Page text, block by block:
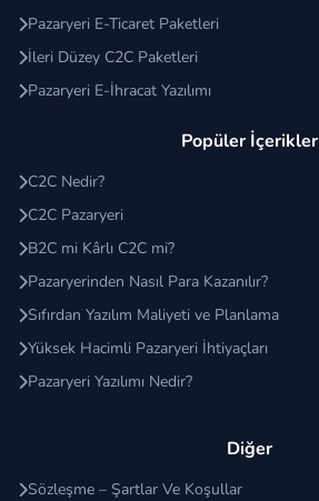
Pazaryeri E-Ticaret Paketleri
İleri Düzey C2C Paketleri
Pazaryeri E-İhracat Yazılımı
Popüler İçerikler
C2C Nedir?
C2C Pazaryeri
B2C mi Kârlı C2C mi?
Pazaryerinden Nasıl Para Kazanılır?
Sıfırdan Yazılım Maliyeti ve Planlama
Yüksek Hacimli Pazaryeri İhtiyaçları
Pazaryeri Yazılımı Nedir?
Diğer
Sözleşme – Şartlar Ve Koşullar